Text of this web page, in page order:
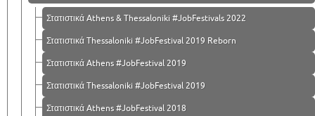
Στατιστικά Athens & Thessaloniki #JobFestivals 2022
Στατιστικά Thessaloniki #JobFestival 2019 Reborn
Στατιστικά Athens #JobFestival 2019
Στατιστικά Thessaloniki #JobFestival 2019
Στατιστικά Athens #JobFestival 2018